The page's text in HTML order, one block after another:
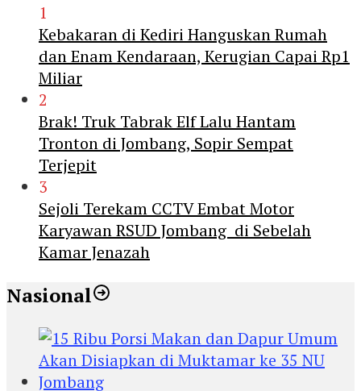
1
Kebakaran di Kediri Hanguskan Rumah
dan Enam Kendaraan, Kerugian Capai Rp1
Miliar
2
Brak! Truk Tabrak Elf Lalu Hantam
Tronton di Jombang, Sopir Sempat
Terjepit
3
Sejoli Terekam CCTV Embat Motor
Karyawan RSUD Jombang di Sebelah
Kamar Jenazah
Nasional